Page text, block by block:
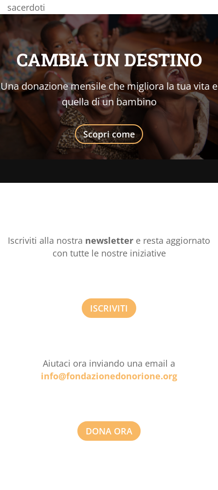
sacerdoti
CAMBIA UN DESTINO
Una donazione mensile che migliora la tua vita e
quella di un bambino
Scopri come
Iscriviti alla nostra newsletter e resta aggiornato
con tutte le nostre iniziative
ISCRIVITI
Aiutaci ora inviando una email a
info@fondazionedonorione.org
DONA ORA